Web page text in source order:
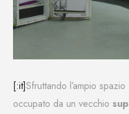
[:it]Sfruttando l’ampio
occupato da un vecchio